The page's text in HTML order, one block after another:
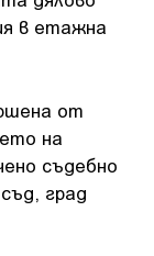
в етажна
от
на
съдебно
град